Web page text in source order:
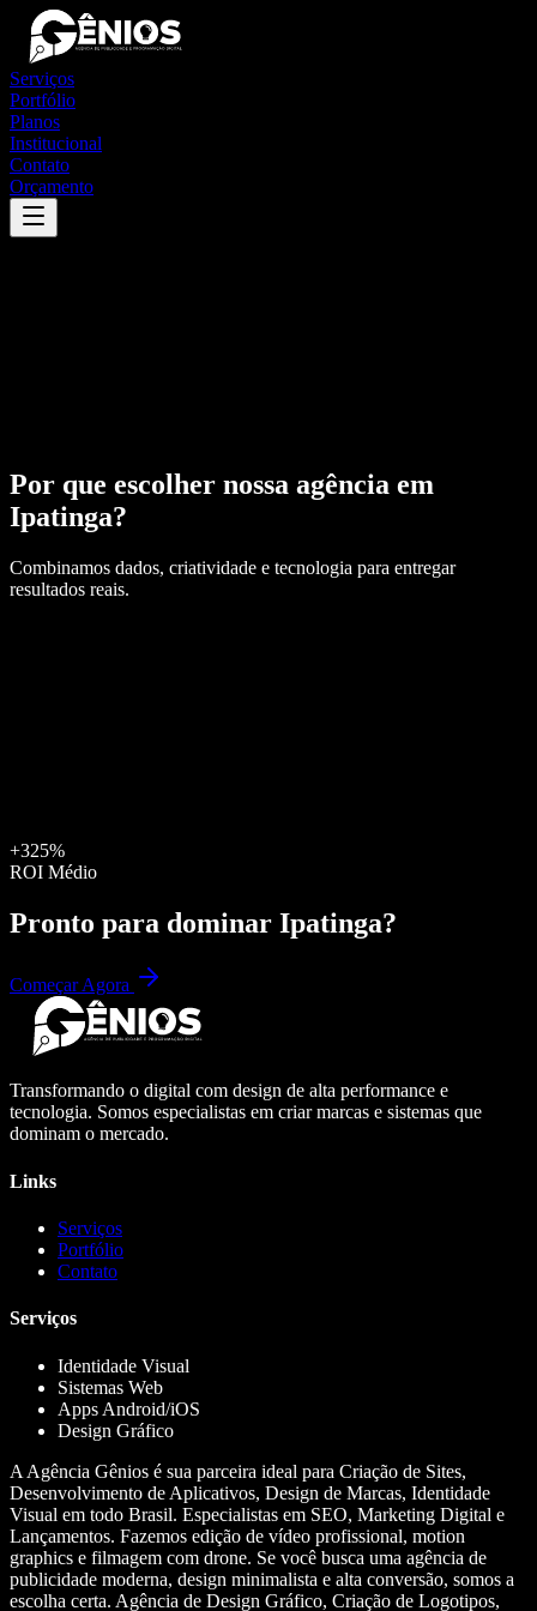
Serviços
Portfólio
Planos
Institucional
Contato
Orçamento
Por que escolher nossa agência em
Ipatinga?
Combinamos dados, criatividade e tecnologia para entregar
resultados reais.
+325%
ROI Médio
Pronto para dominar Ipatinga?
Começar Agora
Transformando o digital com design de alta performance e
tecnologia. Somos especialistas em criar marcas e sistemas que
dominam o mercado.
Links
Serviços
Portfólio
Contato
Serviços
Identidade Visual
Sistemas Web
Apps Android/iOS
Design Gráfico
A Agência Gênios é sua parceira ideal para Criação de Sites,
Desenvolvimento de Aplicativos, Design de Marcas, Identidade
Visual em todo Brasil. Especialistas em SEO, Marketing Digital e
Lançamentos. Fazemos edição de vídeo profissional, motion
graphics e filmagem com drone. Se você busca uma agência de
publicidade moderna, design minimalista e alta conversão, somos a
escolha certa. Agência de Design Gráfico, Criação de Logotipos,